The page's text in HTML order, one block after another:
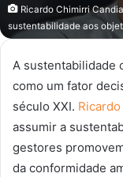
Ricardo Chimirri
sustentabilidade aos
A sustentabilidade
como um fator
século XXI.
assumir a
gestores
da conformidade